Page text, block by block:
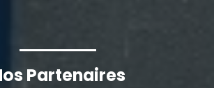
Partenaires